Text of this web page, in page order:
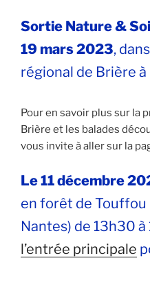
Sortie Nature &
19 mars 2023,
régional de Brière
Pour en savoir plus sur la
Brière et les balades
vous invite à aller sur la
Le 11 décembre
en forêt de Touffou
Nantes) de 13h30
l’entrée principale